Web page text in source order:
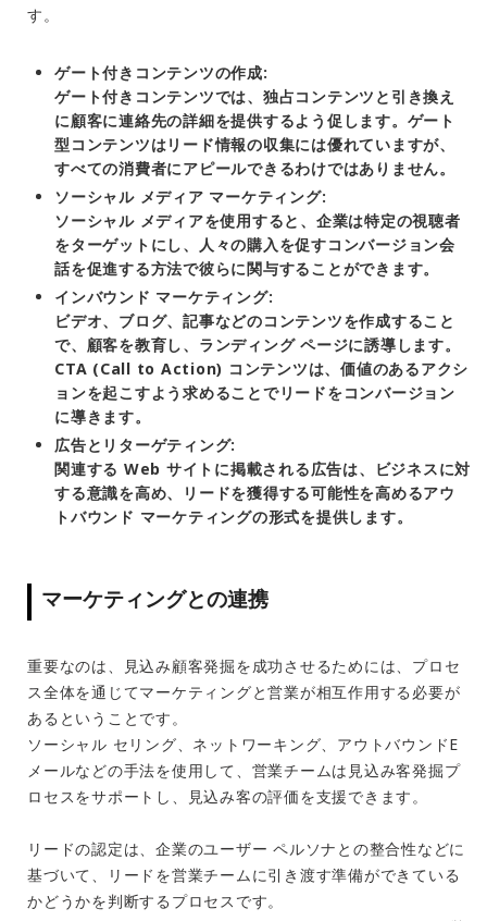
す。
ゲート付きコンテンツの作成:
ゲート付きコンテンツでは、独占コンテンツと引き換え
に顧客に連絡先の詳細を提供するよう促します。ゲート
型コンテンツはリード情報の収集には優れていますが、
すべての消費者にアピールできるわけではありません。
ソーシャル メディア マーケティング:
ソーシャル メディアを使用すると、企業は特定の視聴者
をターゲットにし、人々の購入を促すコンバージョン会
話を促進する方法で彼らに関与することができます。
インバウンド マーケティング:
ビデオ、ブログ、記事などのコンテンツを作成すること
で、顧客を教育し、ランディング ページに誘導します。
CTA (Call to Action) コンテンツは、価値のあるアクシ
ョンを起こすよう求めることでリードをコンバージョン
に導きます。
広告とリターゲティング:
関連する Web サイトに掲載される広告は、ビジネスに対
する意識を高め、リードを獲得する可能性を高めるアウ
トバウンド マーケティングの形式を提供します。
マーケティングとの連携
重要なのは、見込み顧客発掘を成功させるためには、プロセ
ス全体を通じてマーケティングと営業が相互作用する必要が
あるということです。
ソーシャル セリング、ネットワーキング、アウトバウンドE
メールなどの手法を使用して、営業チームは見込み客発掘プ
ロセスをサポートし、見込み客の評価を支援できます。
リードの認定は、企業のユーザー ペルソナとの整合性などに
基づいて、リードを営業チームに引き渡す準備ができている
かどうかを判断するプロセスです。